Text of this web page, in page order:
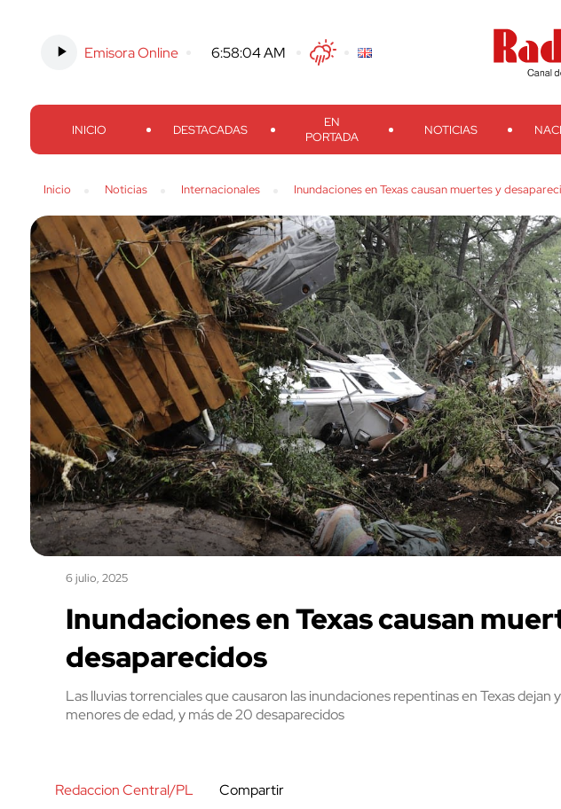
Emisora Online -6:58:05 AM TwitterFacebook
Threads
Instagram TelegramTeveo Ivoox
INICIO DESTACADAS
EN
PORTADA
NOTICIAS
Inicio Noticias Internacionales Inundaciones en Texas causan muertes y
6 julio, 2025
Inundaciones en Texas causan
desaparecidos
Las lluvias torrenciales que causaron las inundaciones repentinas en Texas dejan
menores de edad, y más de 20 desaparecidos
Redaccion Central/PL
Compartir